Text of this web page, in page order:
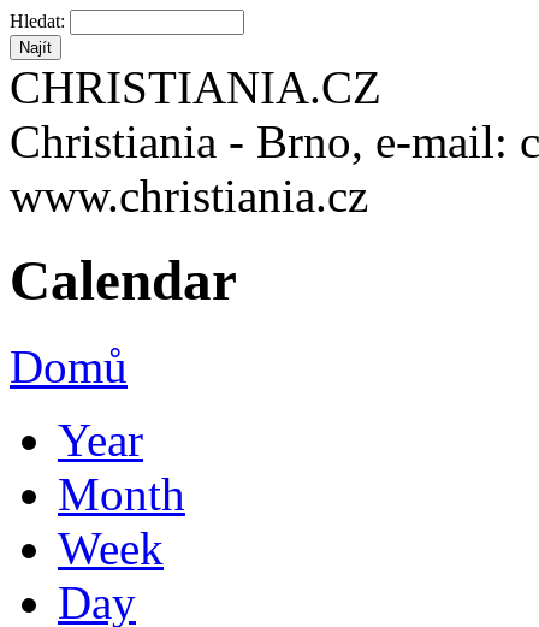
Hledat:
CHRISTIANIA.CZ
Christiania - Brno, e-mail:
www.christiania.cz
Calendar
Domů
Year
Month
Week
Day